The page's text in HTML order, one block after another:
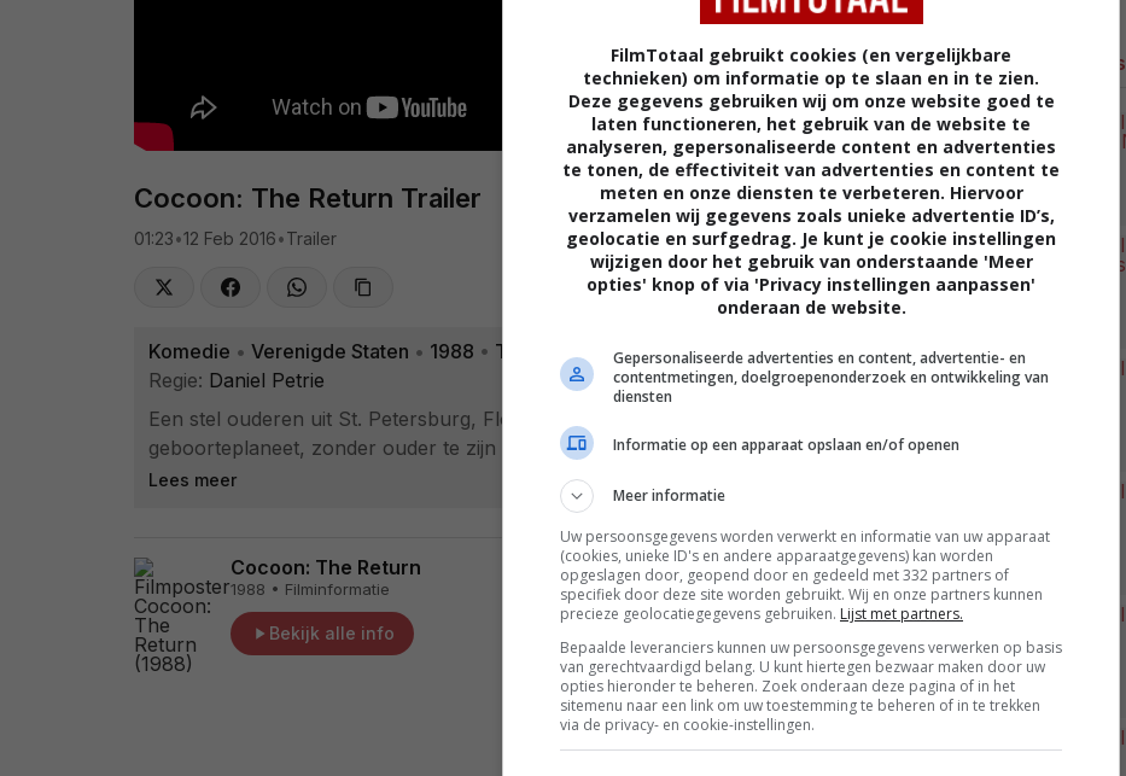
Cocoon: The Return Trailer
01:23•12 Feb 2016•Trailer
Komedie • Verenigde Staten • 1988 • Trailer
Regie: Daniel Petrie
Een stel ouderen uit St. Petersburg, Florida keert terug van de planeet Antares naar hun
geboorteplaneet, zonder ouder te zijn geworden of minder vita...
Lees meer
Cocoon: The Return
1988 • Filminformatie
Bekijk alle info
Meer trailers
FilmTotaal gebruikt cookies (en vergelijkbare
technieken) om informatie op te slaan en in te zien.
Deze gegevens gebruiken wij om onze website goed te
laten functioneren, het gebruik van de website te
analyseren, gepersonaliseerde content en advertenties
te tonen, de effectiviteit van advertenties en content te
meten en onze diensten te verbeteren. Hiervoor
verzamelen wij gegevens zoals unieke advertentie ID’s,
geolocatie en surfgedrag. Je kunt je cookie instellingen
wijzigen door het gebruik van onderstaande 'Meer
opties' knop of via 'Privacy instellingen aanpassen'
onderaan de website.
Gepersonaliseerde advertenties en content, advertentie- en
contentmetingen, doelgroepenonderzoek en ontwikkeling van
diensten
Informatie op een apparaat opslaan en/of openen
Meer informatie
Uw persoonsgegevens worden verwerkt en informatie van uw apparaat
(cookies, unieke ID's en andere apparaatgegevens) kan worden
opgeslagen door, geopend door en gedeeld met 332 partners of
specifiek door deze site worden gebruikt. Wij en onze partners kunnen
precieze geolocatiegegevens gebruiken. Lijst met partners.
Bepaalde leveranciers kunnen uw persoonsgegevens verwerken op basis
van gerechtvaardigd belang. U kunt hiertegen bezwaar maken door uw
opties hieronder te beheren. Zoek onderaan deze pagina of in het
sitemenu naar een link om uw toestemming te beheren of in te trekken
via de privacy- en cookie-instellingen.